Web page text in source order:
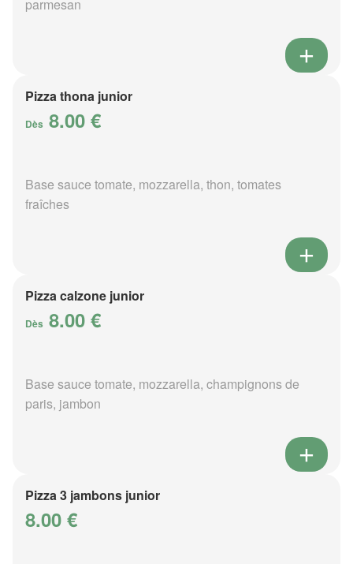
parmesan
Pizza thona junior
Dès 8.00 €
Base sauce tomate, mozzarella, thon, tomates
fraîches
Pizza calzone junior
Dès 8.00 €
Base sauce tomate, mozzarella, champignons de
paris, jambon
Pizza 3 jambons junior
8.00 €